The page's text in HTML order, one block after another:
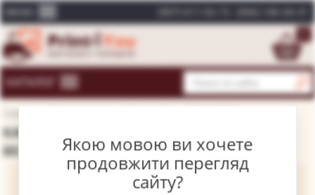
Якою мовою ви хочете
продовжити перегляд
сайту?
КАТАЛОГ
Главная
КАРТИНА ДЖИМИ ХЕНДРИКС – ЧЕРНО-
БЕЛОЕ